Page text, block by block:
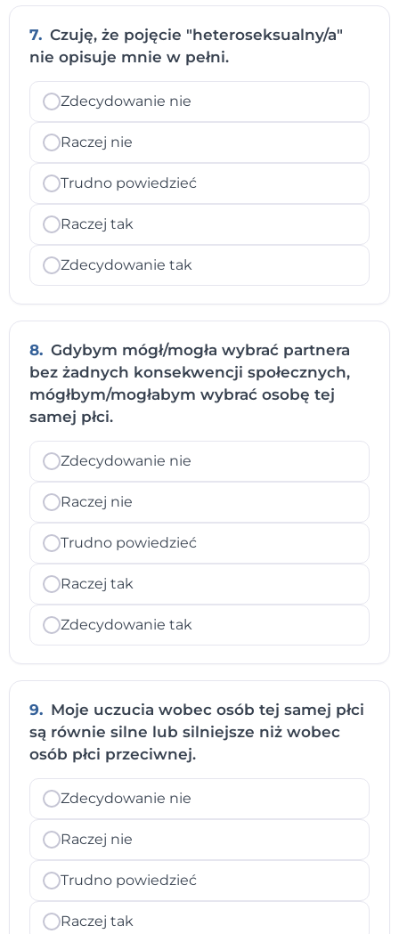
7. Czuję, że pojęcie "heteroseksualny/a"
nie opisuje mnie w pełni.
Zdecydowanie nie
Raczej nie
Trudno powiedzieć
Raczej tak
Zdecydowanie tak
8. Gdybym mógł/mogła wybrać partnera
bez żadnych konsekwencji społecznych,
mógłbym/mogłabym wybrać osobę tej
samej płci.
Zdecydowanie nie
Raczej nie
Trudno powiedzieć
Raczej tak
Zdecydowanie tak
9. Moje uczucia wobec osób tej samej płci
są równie silne lub silniejsze niż wobec
osób płci przeciwnej.
Zdecydowanie nie
Raczej nie
Trudno powiedzieć
Raczej tak